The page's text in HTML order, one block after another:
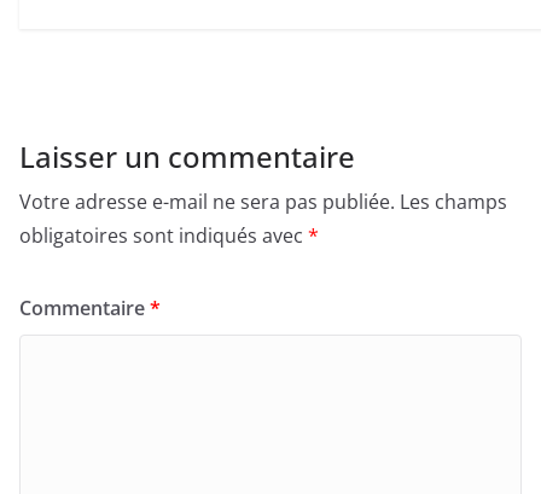
Laisser un commentaire
Votre adresse e-mail ne sera pas publiée. Les champs
obligatoires sont indiqués avec *
Commentaire*